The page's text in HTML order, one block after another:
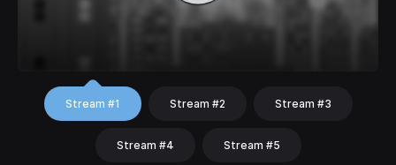
Stream #1 Stream #2 Stream #3
Stream #4 Stream #5